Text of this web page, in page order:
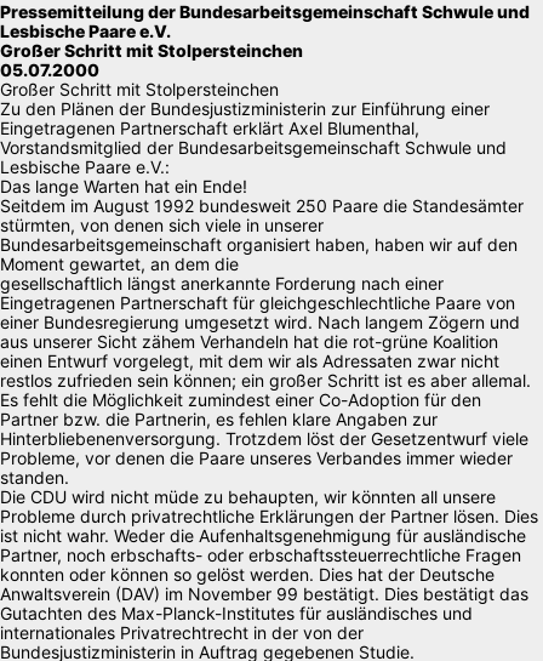
Pressemitteilung der Bundesarbeitsgemeinschaft Schwule und
Lesbische Paare e.V.
Großer Schritt mit Stolpersteinchen
05.07.2000
Großer Schritt mit Stolpersteinchen
Zu den Plänen der Bundesjustizministerin zur Einführung einer
Eingetragenen Partnerschaft erklärt Axel Blumenthal,
Vorstandsmitglied der Bundesarbeitsgemeinschaft Schwule und
Lesbische Paare e.V.:
Das lange Warten hat ein Ende!
Seitdem im August 1992 bundesweit 250 Paare die Standesämter
stürmten, von denen sich viele in unserer
Bundesarbeitsgemeinschaft organisiert haben, haben wir auf den
Moment gewartet, an dem die
gesellschaftlich längst anerkannte Forderung nach einer
Eingetragenen Partnerschaft für gleichgeschlechtliche Paare von
einer Bundesregierung umgesetzt wird. Nach langem Zögern und
aus unserer Sicht zähem Verhandeln hat die rot-grüne Koalition
einen Entwurf vorgelegt, mit dem wir als Adressaten zwar nicht
restlos zufrieden sein können; ein großer Schritt ist es aber allemal.
Es fehlt die Möglichkeit zumindest einer Co-Adoption für den
Partner bzw. die Partnerin, es fehlen klare Angaben zur
Hinterbliebenenversorgung. Trotzdem löst der Gesetzentwurf viele
Probleme, vor denen die Paare unseres Verbandes immer wieder
standen.
Die CDU wird nicht müde zu behaupten, wir könnten all unsere
Probleme durch privatrechtliche Erklärungen der Partner lösen. Dies
ist nicht wahr. Weder die Aufenhaltsgenehmigung für ausländische
Partner, noch erbschafts- oder erbschaftssteuerrechtliche Fragen
konnten oder können so gelöst werden. Dies hat der Deutsche
Anwaltsverein (DAV) im November 99 bestätigt. Dies bestätigt das
Gutachten des Max-Planck-Institutes für ausländisches und
internationales Privatrechtrecht in der von der
Bundesjustizministerin in Auftrag gegebenen Studie.